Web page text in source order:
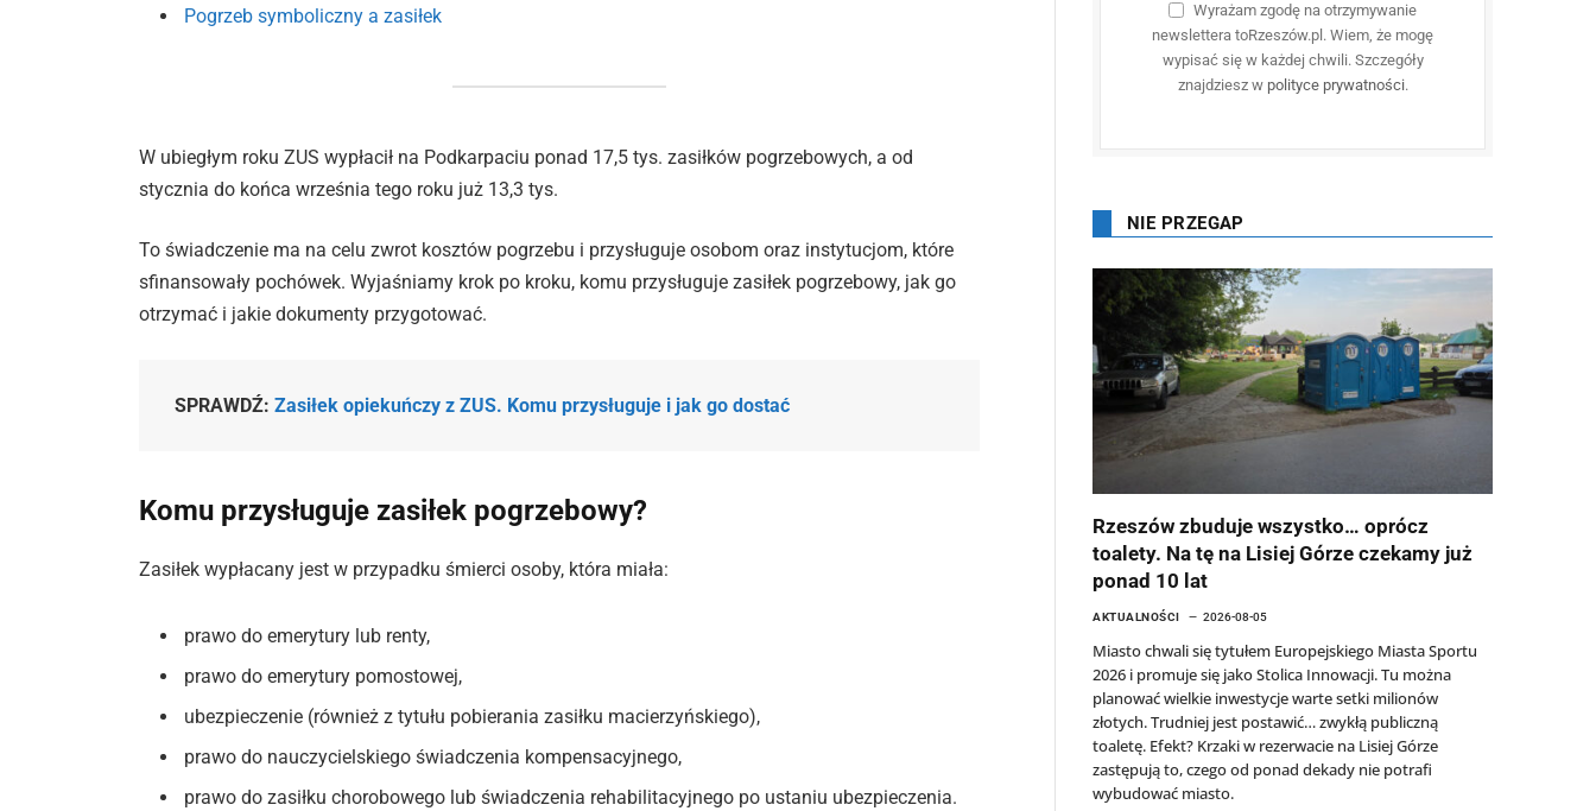
Pogrzeb symboliczny a zasiłek
W ubiegłym roku ZUS wypłacił na Podkarpaciu ponad 17,5 tys. zasiłków pogrzebowych, a od
stycznia do końca września tego roku już 13,3 tys.
To świadczenie ma na celu zwrot kosztów pogrzebu i przysługuje osobom oraz instytucjom, które
sfinansowały pochówek. Wyjaśniamy krok po kroku, komu przysługuje zasiłek pogrzebowy, jak go
otrzymać i jakie dokumenty przygotować.
SPRAWDŹ:Zasiłek opiekuńczy z ZUS. Komu przysługuje i jak go dostać
Komu przysługuje zasiłek pogrzebowy?
Zasiłek wypłacany jest w przypadku śmierci osoby, która miała:
prawo do emerytury lub renty,
prawo do emerytury pomostowej,
ubezpieczenie (również z tytułu pobierania zasiłku macierzyńskiego),
prawo do nauczycielskiego świadczenia kompensacyjnego,
prawo do zasiłku chorobowego lub świadczenia rehabilitacyjnego po ustaniu ubezpieczenia.
Wyrażam zgodę na otrzymywanie
newslettera toRzeszów.pl. Wiem, że mogę
wypisać się w każdej chwili. Szczegóły
znajdziesz w polityce prywatności.
NIE PRZEGAP
Rzeszów zbuduje wszystko… oprócz
toalety. Na tę na Lisiej Górze czekamy już
ponad 10 lat
AKTUALNOŚCI 2026-08-05
Miasto chwali się tytułem Europejskiego Miasta Sportu
2026 i promuje się jako Stolica Innowacji. Tu można
planować wielkie inwestycje warte setki milionów
złotych. Trudniej jest postawić… zwykłą publiczną
toaletę. Efekt? Krzaki w rezerwacie na Lisiej Górze
zastępują to, czego od ponad dekady nie potrafi
wybudować miasto.